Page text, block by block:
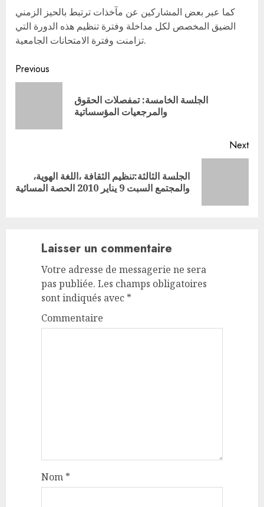
كما عبر بعض المشاركين عن مآخذات ترتبط بالحيز الزمني
الضيق المخصص لكل مداخلة وفترة تنظيم هذه الدورة التي
تزامنت وفترة الامتحانات الجامعية.
Continue
Reading
Previous
الجلسة الخامسة: تمفصلات الحقوق
والمرجعيات المؤسساتية
Next
Next
post:
الجلسة الثالثة:تنظيم الثقافة ،اللغة الهوية،
والمجتمع السبت 9 يناير 2010 الحصة المسائية
Laisser un commentaire
Votre adresse de messagerie ne sera
pas publiée. Les champs obligatoires
sont indiqués avec *
Commentaire
Nom *